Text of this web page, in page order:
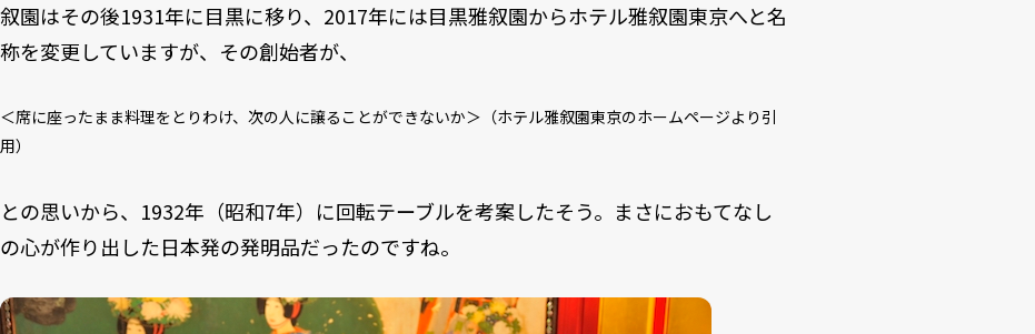
叙園はその後1931年に目黒に移り、2017年には目黒雅叙園からホテル雅叙園東京へと名
称を変更していますが、その創始者が、
＜席に座ったまま料理をとりわけ、次の人に譲ることができないか＞（ホテル雅叙園東京のホームページより引
用）
との思いから、1932年（昭和7年）に回転テーブルを考案したそう。まさにおもてなし
の心が作り出した日本発の発明品だったのですね。